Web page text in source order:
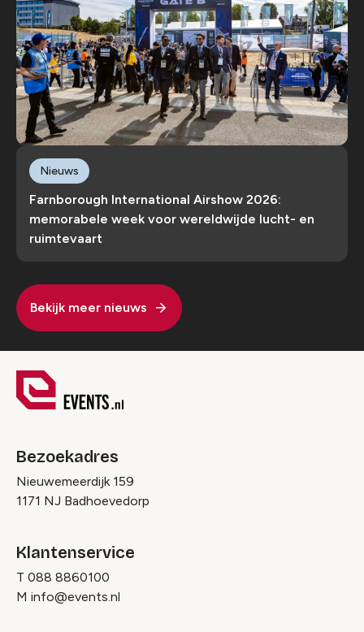
Farnborough International Airshow 2026:
memorabele week voor wereldwijde lucht- en
ruimtevaart
Nieuws
Bekijk meer nieuws
Bezoekadres
Nieuwemeerdijk 159
1171 NJ Badhoevedorp
Klantenservice
T 088 8860100
M info@events.nl